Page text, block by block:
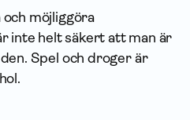
möjliggöra
inte helt säkert att man är
Spel och droger är